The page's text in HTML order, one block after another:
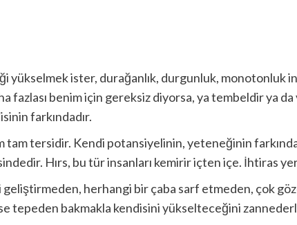
yükselmek ister, durağanlık, durgunluk, monotonluk
fazlası benim için gereksiz diyorsa, ya tembeldir ya
farkındadır.
tam tersidir. Kendi potansiyelinin, yeteneğinin
Hırs, bu tür insanları kemirir içten içe. İhtiras
geliştirmeden, herhangi bir çaba sarf etmeden, çok
tepeden bakmakla kendisini yükselteceğini